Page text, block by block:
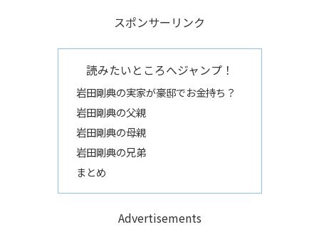
スポンサーリンク
読みたいところへジャンプ！
岩田剛典の実家が豪邸でお金持ち？
岩田剛典の父親
岩田剛典の母親
岩田剛典の兄弟
まとめ
Advertisements